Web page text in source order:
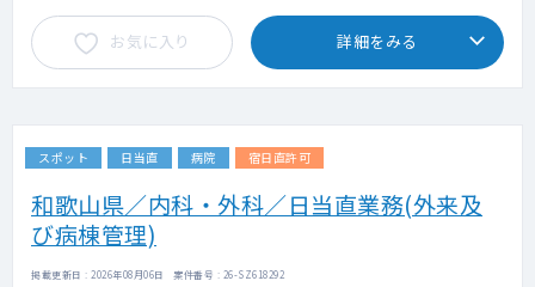
お気に入り 詳細をみる
スポット 日当直 病院 宿日直許可
和歌山県／内科・外科／日当直業務(外来及
び病棟管理)
掲載更新日 : 2026年08月06日 案件番号 : 26-SZ618292